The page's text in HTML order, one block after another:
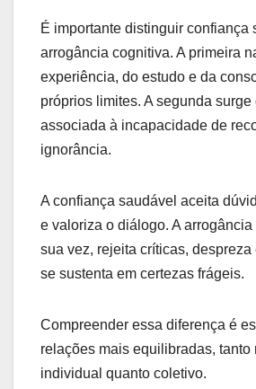
É importante distinguir confiança
arrogância cognitiva. A primeira
experiência, do estudo e da
próprios limites. A segunda
associada à incapacidade de
ignorância.
A confiança saudável aceita
e valoriza o diálogo. A
sua vez, rejeita críticas,
se sustenta em certezas frágeis.
Compreender essa diferença é
relações mais equilibradas, tanto
individual quanto coletivo.